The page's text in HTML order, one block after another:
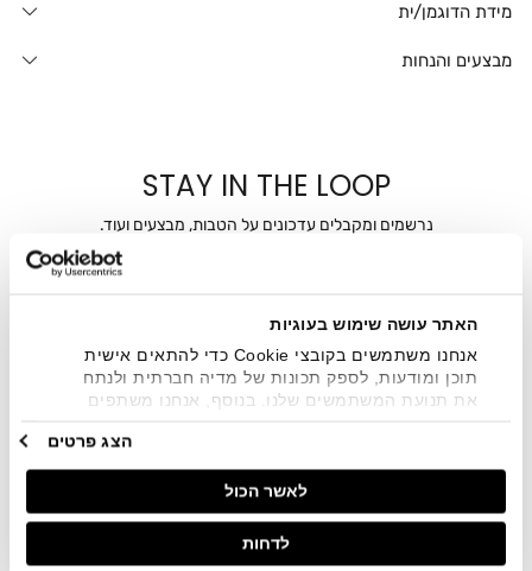
האתר עושה שימוש בעוגיות
אנחנו משתמשים בקובצי Cookie כדי להתאים אישית
תוכן ומודעות, לספק תכונות של מדיה חברתית ולנתח
את תנועת המשתמשים שלנו. בנוסף, אנחנו משתפים
מתחומי המדיה החברתית, הפרסום וניתוח הנתונים.
גורמים אלה עשויים לשלב את הנתונים האלה עם מידע
אחר שסיפקתם או שהם אספו בעקבות השימוש שעשיתם
בשירותים שלהם.
הצג פרטים
לאשר הכול
לדחות
מידת הדוגמן/ית
מבצעים והנחות
STAY IN THE LOOP
נרשמים ומקבלים עדכונים על הטבות, מבצעים ועוד.
אני מאשר/ת ומסכימ/ה לקבלת דיוור ישיר, הודעות ופרסומים
שיווקיים בכלל פרטי הקשר המצויים בידי החברה ובכלל זה דוא"ל
SMS ועוד. המידע ייאסף בהתאם למדיניות הפרטיות של החברה.
" צפייה במדיניות הפרטיות ".
חנויות